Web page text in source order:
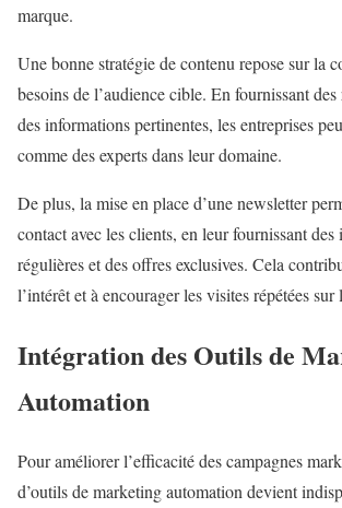
marque.
Une bonne stratégie de contenu repose sur la
besoins de l’audience cible. En fournissant des
des informations pertinentes, les entreprises
comme des experts dans leur domaine.
De plus, la mise en place d’une newsletter
contact avec les clients, en leur fournissant
régulières et des offres exclusives. Cela
l’intérêt et à encourager les visites répétées sur
Intégration des Outils de
Automation
Pour améliorer l’efficacité des campagnes
d’outils de marketing automation devient